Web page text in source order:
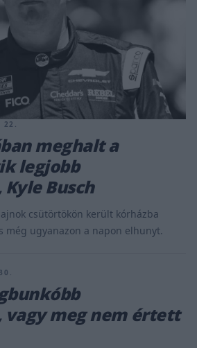
22.
meghalt a
legjobb
Busch
csütörtökön került kórházba
még ugyanazon a napon elhunyt.
vagy meg nem értett